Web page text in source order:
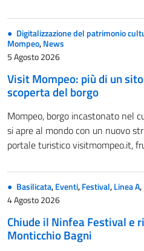
Digitalizzazione del patrimonio
Mompeo,News
5 Agosto 2026
Visit Mompeo: più di un
scoperta del borgo
Mompeo, borgo incastonato nel
si apre al mondo con un nuovo
portale turistico visitmompeo.it,
Basilicata,Eventi,Festival,Linea A,
4 Agosto 2026
Chiude il Ninfea Festival e
Monticchio Bagni